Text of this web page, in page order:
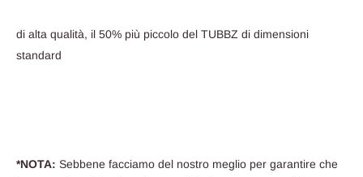
di alta qualità, il 50% più piccolo del TUBBZ di dimensioni
standard
*NOTA: Sebbene facciamo del nostro meglio per garantire che